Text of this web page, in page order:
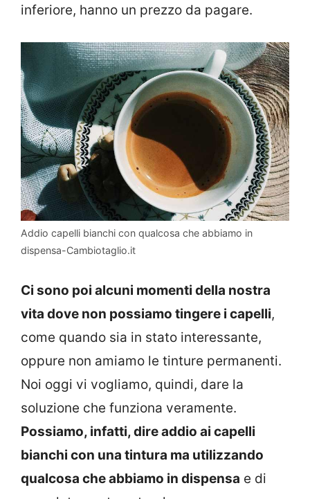
inferiore, hanno un prezzo da pagare.
Addio capelli bianchi con qualcosa che abbiamo in
dispensa-Cambiotaglio.it
Ci sono poi alcuni momenti della nostra
vita dove non possiamo tingere i capelli,
come quando sia in stato interessante,
oppure non amiamo le tinture permanenti.
Noi oggi vi vogliamo, quindi, dare la
soluzione che funziona veramente.
Possiamo, infatti, dire addio ai capelli
bianchi con una tintura ma utilizzando
qualcosa che abbiamo in dispensa e di